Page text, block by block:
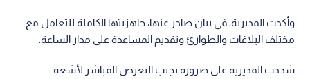
وأكدت المديرية، في بيان صادر عنها، جاهزيتها الكاملة للتعامل مع
مختلف البلاغات والطوارئ وتقديم المساعدة على مدار الساعة.
شددت المديرية على ضرورة تجنب التعرض المباشر لأشعة